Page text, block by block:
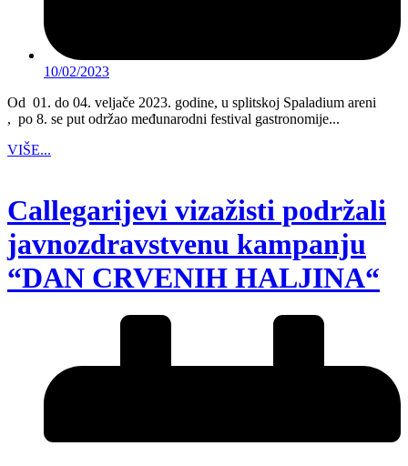
10/02/2023
Od 01. do 04. veljače 2023. godine, u splitskoj Spaladium areni​
, po 8. se put održao međunarodni festival gastronomije...
VIŠE...
Callegarijevi vizažisti podržali
javnozdravstvenu kampanju
“DAN CRVENIH HALJINA“